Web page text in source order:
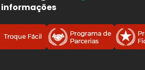
informações